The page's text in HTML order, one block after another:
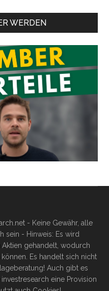
WERDEN
- Keine Gewähr, alle
sein - Hinweis: Es wird
gehandelt, wodurch
Es handelt sich nicht
Auch gibt es
eine Provision